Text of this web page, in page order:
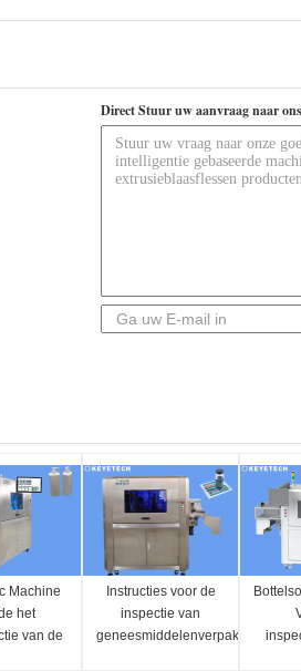
Direct Stuur uw aanvraag naar ons
Machine
het
van de
Instructies voor de
inspectie van
geneesmiddelenverpakkingen